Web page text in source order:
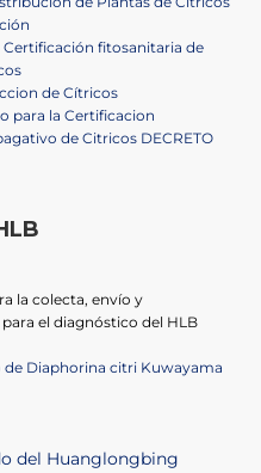
Certificación fitosanitaria de
de Cítricos
para la Certificacion
de Citricos DECRETO
la colecta, envío y
el diagnóstico del HLB
Diaphorina citri Kuwayama
del Huanglongbing